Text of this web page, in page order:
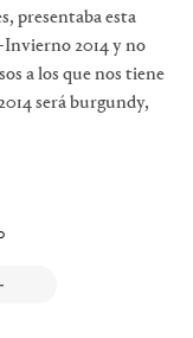
presentaba esta
Invierno 2014 y no
a los que nos tiene
será burgundy,